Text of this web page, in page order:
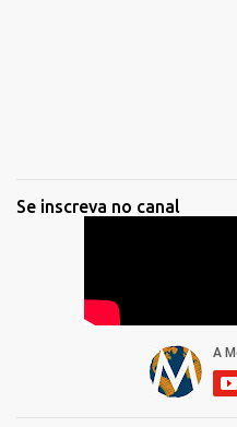
Se inscreva no canal